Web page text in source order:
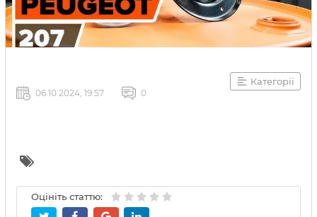
Категорії
06 10 2024, 19:57 0
Оцініть статтю: